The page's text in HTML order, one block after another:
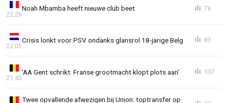
Noah Mbamba heeft nieuwe club beet
22:29
76
Crisis lonkt voor PSV ondanks glansrol 18-jarige Belg
22:05
83
'AA Gent schrikt: Franse grootmacht klopt plots aan'
21:45
137
Twee opvallende afwezigen bij Union: toptransfer op